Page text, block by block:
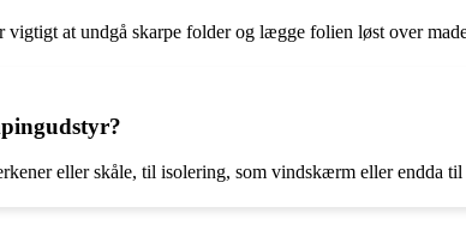
at undgå skarpe folder og lægge folien løst over
eller skåle, til isolering, som vindskærm eller endda til